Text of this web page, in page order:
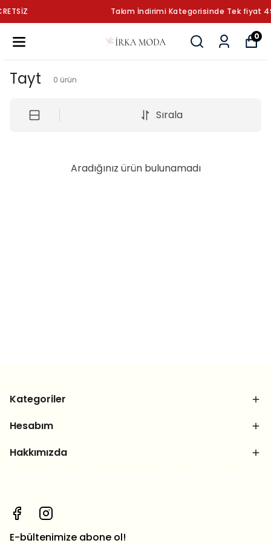
Takım İndirimi Kategorisinde Tek fiyat 499.90 ₺
0
Tayt 0 ürün
Sırala
Aradığınız ürün bulunamadı
Kategoriler
Hesabım
Hakkımızda
E-bültenimize abone ol!